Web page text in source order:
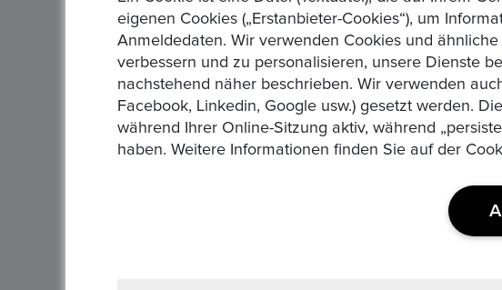
EPO
Von diesem Betrag
eigenen Cookies („Erstanbieter-Cookies“), um
Anmeldedaten. Wir verwenden Cookies und ähnliche
verbessern und zu personalisieren, unsere Dienste
nachstehend näher beschrieben. Wir verwenden
Facebook, Linkedin, Google usw.) gesetzt werden.
während Ihrer Online-Sitzung aktiv, während
haben. Weitere Informationen finden Sie auf der